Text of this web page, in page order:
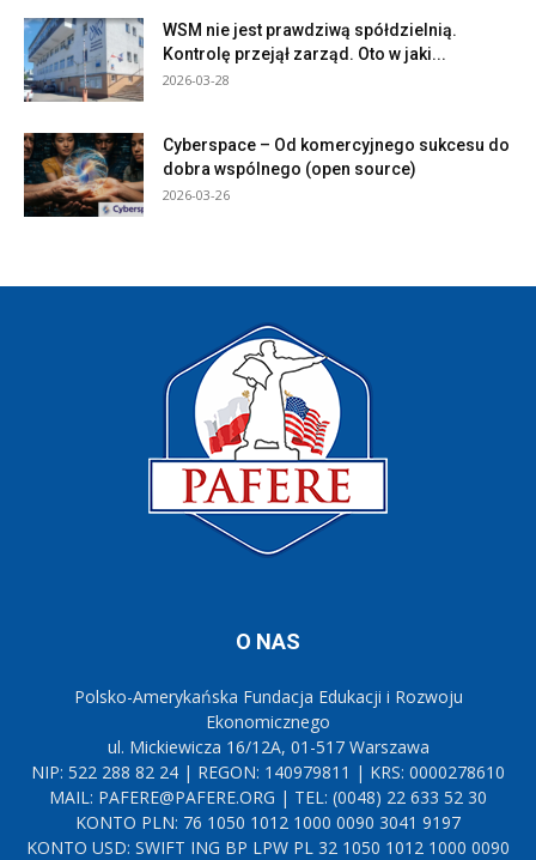
WSM nie jest prawdziwą spółdzielnią.
Kontrolę przejął zarząd. Oto w jaki...
2026-03-28
Cyberspace – Od komercyjnego sukcesu do
dobra wspólnego (open source)
2026-03-26
O NAS
Polsko-Amerykańska Fundacja Edukacji i Rozwoju
Ekonomicznego
ul. Mickiewicza 16/12A, 01-517 Warszawa
NIP: 522 288 82 24 | REGON: 140979811 | KRS: 0000278610
MAIL: PAFERE@PAFERE.ORG | TEL: (0048) 22 633 52 30
KONTO PLN: 76 1050 1012 1000 0090 3041 9197
KONTO USD: SWIFT ING BP LPW PL 32 1050 1012 1000 0090